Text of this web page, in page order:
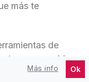
más te
de
reconocidos
y las mejores
Más info Ok